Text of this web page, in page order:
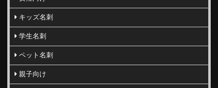
キッズ名刺
学生名刺
ペット名刺
親子向け